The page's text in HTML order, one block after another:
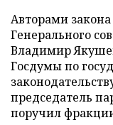
Авторами
Генерального
Владимир
Госдумы по
председатель
поручил